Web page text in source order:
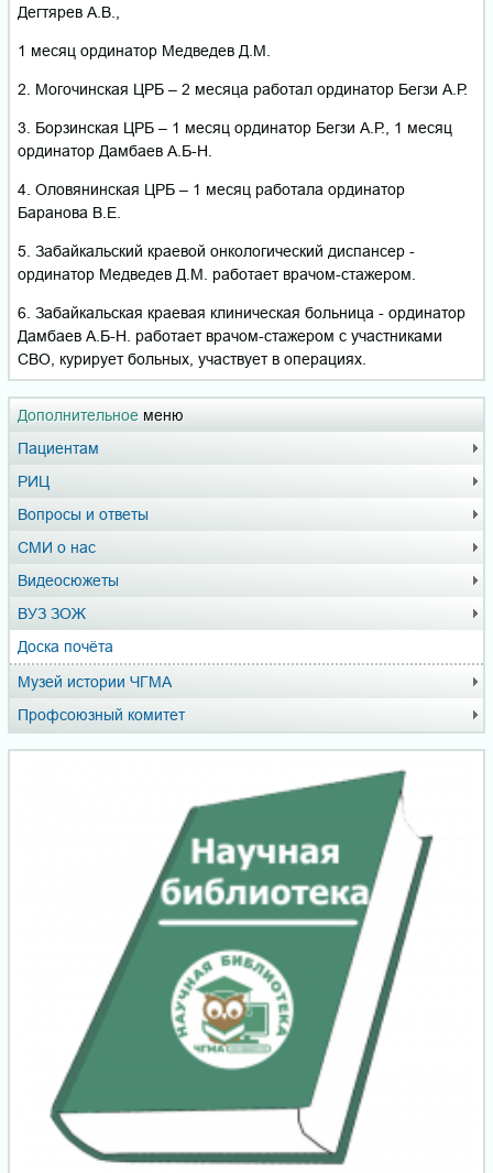
Дополнительное меню
Пациентам
РИЦ
Вопросы и ответы
СМИ о нас
Видеосюжеты
ВУЗ ЗОЖ
Доска почёта
Музей истории ЧГМА
Профсоюзный комитет
Дегтярев А.В.,
1 месяц ординатор Медведев Д.М.
2. Могочинская ЦРБ – 2 месяца работал ординатор Бегзи А.Р.
3. Борзинская ЦРБ – 1 месяц ординатор Бегзи А.Р., 1 месяц
ординатор Дамбаев А.Б-Н.
4. Оловянинская ЦРБ – 1 месяц работала ординатор
Баранова В.Е.
5. Забайкальский краевой онкологический диспансер -
ординатор Медведев Д.М. работает врачом-стажером.
6. Забайкальская краевая клиническая больница - ординатор
Дамбаев А.Б-Н. работает врачом-стажером с участниками
СВО, курирует больных, участвует в операциях.